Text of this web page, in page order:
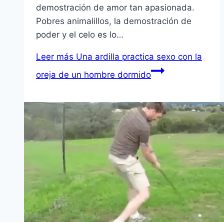
demostración de amor tan apasionada.
Pobres animalillos, la demostración de
poder y el celo es lo…
Leer más Una ardilla practica sexo con la
oreja de un hombre dormido